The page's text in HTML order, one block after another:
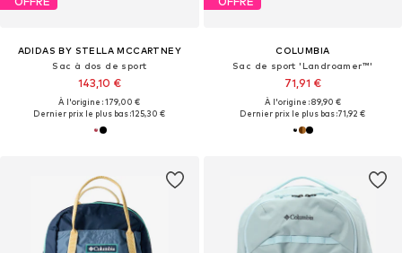
ADIDAS BY STELLA MCCARTNEY
Sac à dos de sport
143,10 €
À l'origine : 179,00 €
Dernier prix le plus bas :125,30 €
COLUMBIA
Sac de sport 'Landroamer™'
71,91 €
À l'origine : 89,90 €
Dernier prix le plus bas :71,92 €